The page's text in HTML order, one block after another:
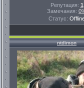
Репутация: 1
Замечания:
Статус:
ntdimon